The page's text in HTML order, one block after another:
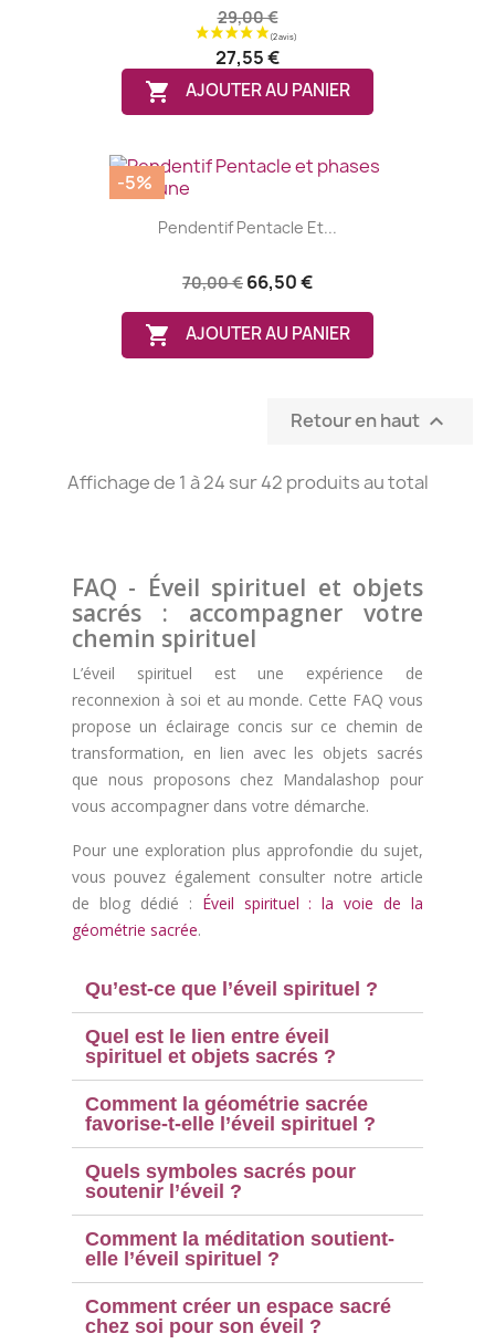
29,00 €
27,55 €
 AJOUTER AU PANIER
Pendentif Pentacle Et...
70,00 € 66,50 €
 AJOUTER AU PANIER
-5%
Retour en haut 
Affichage de 1 à 24 sur 42 produits au total
FAQ - Éveil spirituel et objets
sacrés : accompagner votre
chemin spirituel
L’éveil spirituel est une expérience de
reconnexion à soi et au monde. Cette FAQ vous
propose un éclairage concis sur ce chemin de
transformation, en lien avec les objets sacrés
que nous proposons chez Mandalashop pour
vous accompagner dans votre démarche.
Pour une exploration plus approfondie du sujet,
vous pouvez également consulter notre article
de blog dédié : Éveil spirituel : la voie de la
géométrie sacrée.
Qu’est-ce que l’éveil spirituel ?
Quel est le lien entre éveil
spirituel et objets sacrés ?
Comment la géométrie sacrée
favorise-t-elle l’éveil spirituel ?
Quels symboles sacrés pour
soutenir l’éveil ?
Comment la méditation soutient-
elle l’éveil spirituel ?
Comment créer un espace sacré
chez soi pour son éveil ?